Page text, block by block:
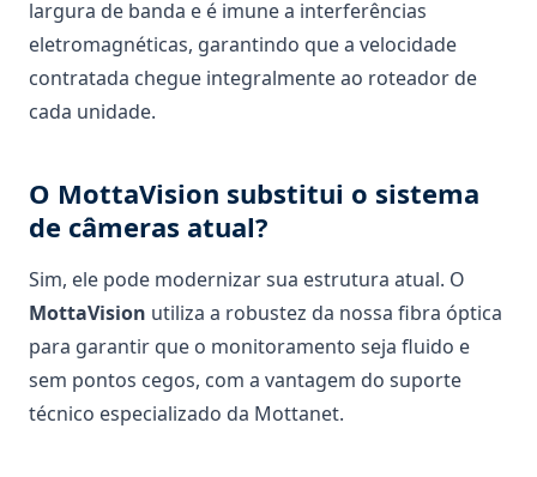
largura de banda e é imune a interferências
eletromagnéticas, garantindo que a velocidade
contratada chegue integralmente ao roteador de
cada unidade.
O MottaVision substitui o sistema
de câmeras atual?
Sim, ele pode modernizar sua estrutura atual. O
MottaVision utiliza a robustez da nossa fibra óptica
para garantir que o monitoramento seja fluido e
sem pontos cegos, com a vantagem do suporte
técnico especializado da Mottanet.